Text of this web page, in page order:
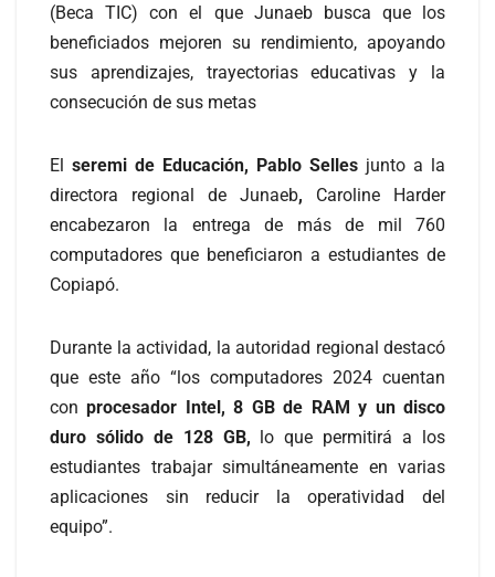
(Beca TIC) con el que Junaeb busca que los
beneficiados mejoren su rendimiento, apoyando
sus aprendizajes, trayectorias educativas y la
consecución de sus metas
El seremi de Educación, Pablo Selles junto a la
directora regional de Junaeb, Caroline Harder
encabezaron la entrega de más de mil 760
computadores que beneficiaron a estudiantes de
Copiapó.
Durante la actividad, la autoridad regional destacó
que este año “los computadores 2024 cuentan
conprocesador Intel, 8 GB de RAM y un disco
duro sólido de 128 GB, lo que permitirá a los
estudiantes trabajar simultáneamente en varias
aplicaciones sin reducir la operatividad del
equipo”.